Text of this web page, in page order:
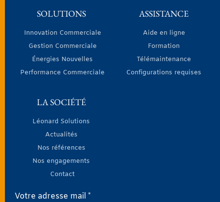
SOLUTIONS
Innovation Commerciale
Gestion Commerciale
Énergies Nouvelles
Performance Commerciale
ASSISTANCE
Aide en ligne
Formation
Télémaintenance
Configurations requises
LA SOCIÉTÉ
Léonard Solutions
Actualités
Nos références
Nos engagements
Contact
Votre adresse mail *